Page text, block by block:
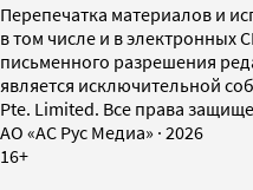
Перепечатка материалов и
в том числе и в
письменного разрешения
является исключительной
Pte. Limited. Все права
AO «АС Рус Медиа» · 2026
16+